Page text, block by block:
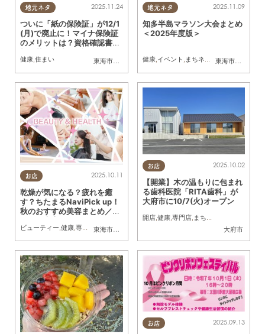
地元ネタ
東海市
,大府市 知多市,東浦町 阿久比町,半田市,常滑市
2025.11.24
ついに「紙の保険証」が12/1
(月)で廃止に！マイナ保険証
のメリットは？資格確認書・
健康,住まい
地元ネタ
東海市
,大府市
2025.11.09
知多半島マラソン大会まとめ
＜2025年度版＞
健康,イベント , まちネタ まとめ記事
お店
東海市
, 大府市
2025.10.11
乾燥が気になる？疲れを癒
す？ちたまるNaviPick up！
秋のおすすめ美容まとめ／ち
ビューティー,健康,専門店 ,ちたまるスタイル掲載店 ちたまる広告
お店
大府市
2025.10.02
【開業】木の温もりに包まれ
る歯科医院「RITA歯科」が
大府市に10/7(火)オープン
開店,健康,専門店, まちネタ
お店 2025.09.13